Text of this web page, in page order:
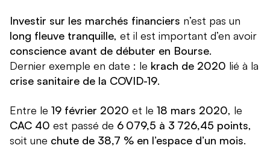
Investir sur les marchés financiers n’est pas un
long fleuve tranquille, et il est important d’en avoir
conscience avant de débuter en Bourse.
Dernier exemple en date : le krach de 2020 lié à la
crise sanitaire de la COVID-19.
Entre le 19 février 2020 et le 18 mars 2020, le
CAC 40 est passé de 6 079,5 à 3 726,45 points,
soit une chute de 38,7 % en l’espace d’un mois.